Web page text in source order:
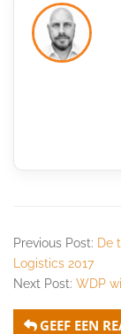
Previous Post: De
Logistics 2017
Next Post: WDP
GEEF EEN